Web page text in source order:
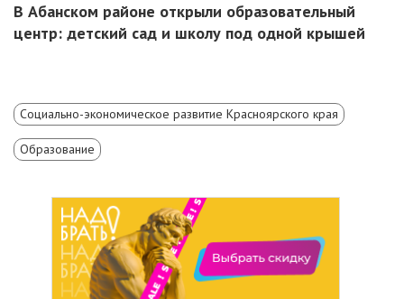
В Абанском районе открыли образовательный
центр: детский сад и школу под одной крышей
Социально-экономическое развитие Красноярского края
Образование